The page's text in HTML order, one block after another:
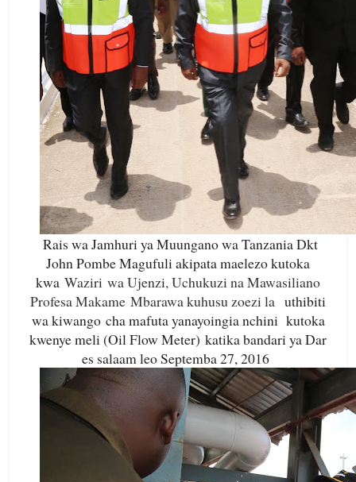
Rais wa Jamhuri ya Muungano wa Tanzania Dkt
John Pombe Magufuli akipata maelezo kutoka
kwa Waziri wa Ujenzi, Uchukuzi na Mawasiliano
Profesa Makame Mbarawa kuhusu zoezi la uthibiti
wa kiwango cha mafuta yanayoingia nchini kutoka
kwenye meli (Oil Flow Meter) katika bandari ya Dar
es salaam leo Septemba 27, 2016